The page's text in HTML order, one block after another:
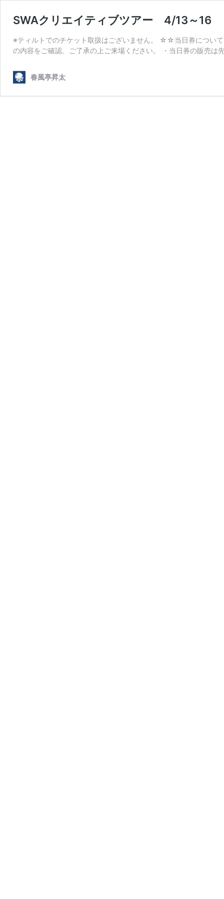
SWAクリエイティブツアー 4/13～16
※ティルトでのチケット取扱はございません。 ☆☆当日券につい
の内容をご確認、ご了承の上ご来場ください。 ・当日券の販売
春風亭昇太